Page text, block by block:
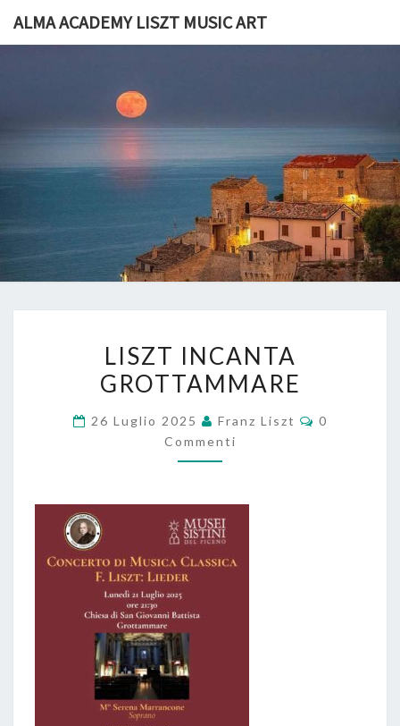
ALMA ACADEMY LISZT MUSIC ART
ALMA
LISZT
MUSIC
ART
I Luoghi Di
F.Liszt 1868
Grottammare
INCANTA
GROTTAMMARE
LISZT INCANTA
GROTTAMMARE
26 Luglio 2025 Franz Liszt Commenti
0
Commenti